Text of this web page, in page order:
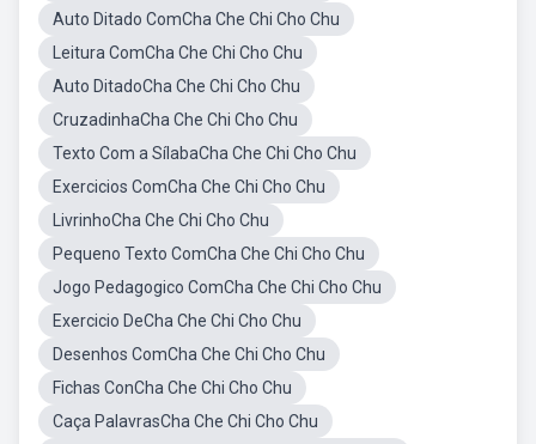
Auto Ditado ComCha Che Chi Cho Chu
Leitura ComCha Che Chi Cho Chu
Auto DitadoCha Che Chi Cho Chu
CruzadinhaCha Che Chi Cho Chu
Texto Com a SílabaCha Che Chi Cho Chu
Exercicios ComCha Che Chi Cho Chu
LivrinhoCha Che Chi Cho Chu
Pequeno Texto ComCha Che Chi Cho Chu
Jogo Pedagogico ComCha Che Chi Cho Chu
Exercicio DeCha Che Chi Cho Chu
Desenhos ComCha Che Chi Cho Chu
Fichas ConCha Che Chi Cho Chu
Caça PalavrasCha Che Chi Cho Chu